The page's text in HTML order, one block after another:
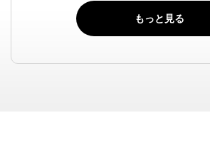
もっと見る